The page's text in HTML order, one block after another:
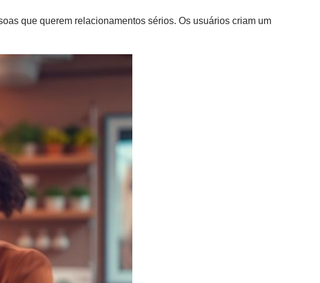
que querem relacionamentos sérios. Os usuários criam um